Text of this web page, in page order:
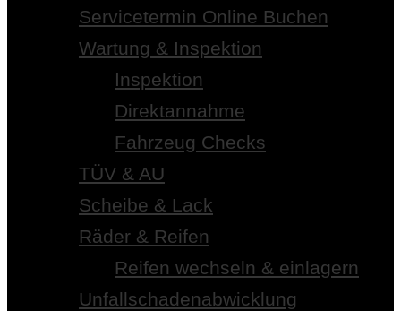
Servicetermin Online Buchen
Wartung & Inspektion
Inspektion
Direktannahme
Fahrzeug Checks
TÜV & AU
Scheibe & Lack
Räder & Reifen
Reifen wechseln & einlagern
Unfallschadenabwicklung